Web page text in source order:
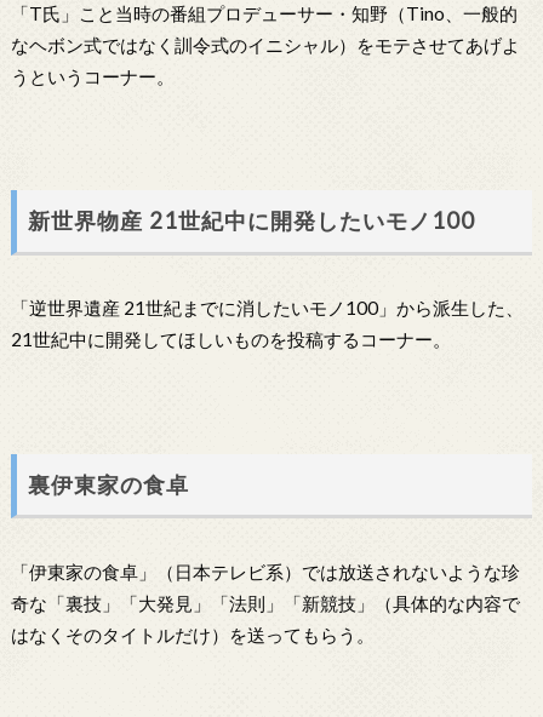
「T氏」こと当時の番組プロデューサー・知野（Tino、一般的
なヘボン式ではなく訓令式のイニシャル）をモテさせてあげよ
うというコーナー。
新世界物産 21世紀中に開発したいモノ100
「逆世界遺産 21世紀までに消したいモノ100」から派生した、
21世紀中に開発してほしいものを投稿するコーナー。
裏伊東家の食卓
「伊東家の食卓」（日本テレビ系）では放送されないような珍
奇な「裏技」「大発見」「法則」「新競技」（具体的な内容で
はなくそのタイトルだけ）を送ってもらう。